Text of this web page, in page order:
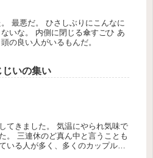
最悪だ。 ひさしぶりにこんなに
いな。 内側に閉じる傘すごひ あ
の良い人がいるもんだ。
じいの集い
てきました。 気温にやられ気味で
。 三連休のど真ん中と言うことも
いる人が多く、多くのカップルに